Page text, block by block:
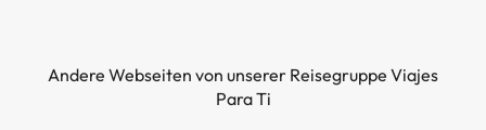
Andere Webseiten von unserer Reisegruppe Viajes
Para Ti